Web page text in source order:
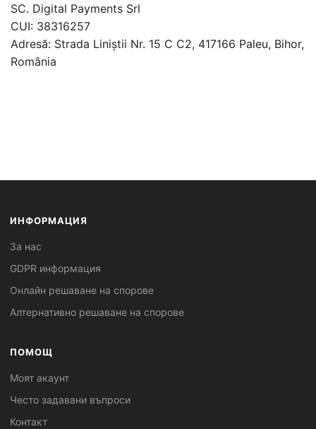
SC. Digital Payments Srl
CUI: 38316257
Adresă: Strada Liniștii Nr. 15 C C2, 417166 Paleu, Bihor,
România
ИНФОРМАЦИЯ
За нас
GDPR информация
Онлайн решаване на спорове
Алтернативно решаване на спорове
ПОМОЩ
Моят акаунт
Често задавани въпроси
Контакт